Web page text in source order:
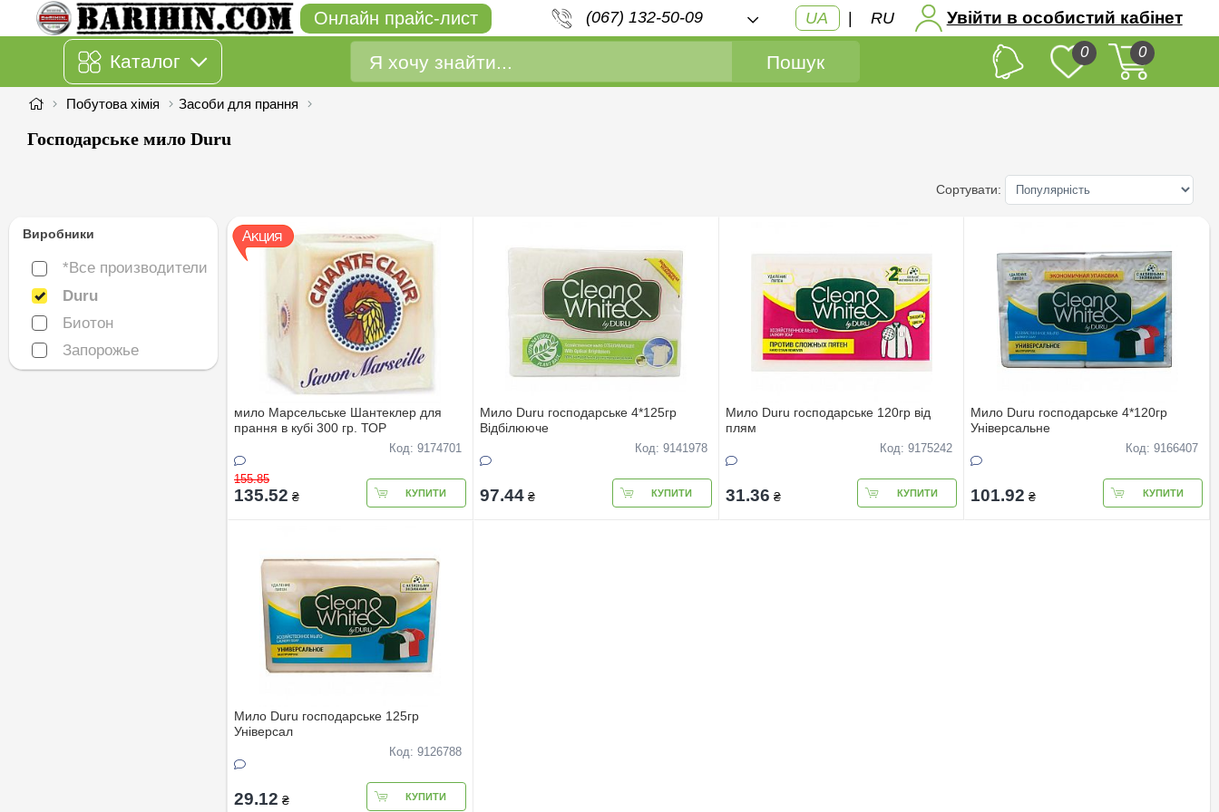
Онлайн прайс-лист (067) 132-50-09 UA | RU Увійти в особистий кабінет
Каталог Пошук 0 0
Побутова хімія Засоби для прання
Господарське мило Duru
Сортувати:
Виробники
*Все производители
*Все производители
Duru
Duru
Биотон
Биотон
Запорожье
Запорожье
мило Марсельське Шантеклер для
прання в кубі 300 гр. ТОР
Код: 9174701
155.85
135.52 ₴ КУПИТИ
Мило Duru господарське 4*125гр
Відбілююче
Код: 9141978
97.44 ₴ КУПИТИ
Мило Duru господарське 120гр від
плям
Код: 9175242
31.36 ₴ КУПИТИ
Мило Duru господарське 4*120гр
Універсальне
Код: 9166407
101.92 ₴ КУПИТИ
Мило Duru господарське 125гр
Універсал
Код: 9126788
29.12 ₴ КУПИТИ